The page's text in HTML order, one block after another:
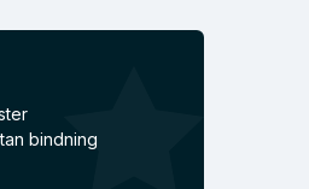
bindning